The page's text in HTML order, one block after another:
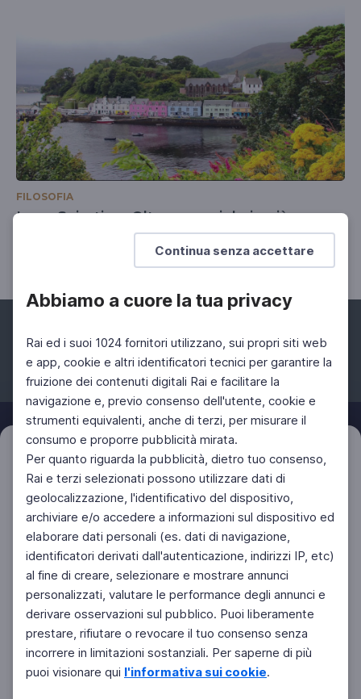
Continua senza accettare
Abbiamo a cuore la tua privacy
Rai ed i suoi 1024 fornitori utilizzano, sui propri siti web
e app, cookie e altri identificatori tecnici per garantire la
fruizione dei contenuti digitali Rai e facilitare la
navigazione e, previo consenso dell'utente, cookie e
strumenti equivalenti, anche di terzi, per misurare il
consumo e proporre pubblicità mirata.
Per quanto riguarda la pubblicità, dietro tuo consenso,
Rai e terzi selezionati possono utilizzare dati di
geolocalizzazione, l'identificativo del dispositivo,
archiviare e/o accedere a informazioni sul dispositivo ed
elaborare dati personali (es. dati di navigazione,
identificatori derivati dall'autenticazione, indirizzi IP, etc)
al fine di creare, selezionare e mostrare annunci
personalizzati, valutare le performance degli annunci e
derivare osservazioni sul pubblico. Puoi liberamente
prestare, rifiutare o revocare il tuo consenso senza
incorrere in limitazioni sostanziali. Per saperne di più
puoi visionare qui l'informativa sui cookie.
FILOSOFIA
Luca Sciortino. Oltre e un cielo in più
Da una parte all'altra del mondo senza aereo
Filtri Azzera
Facebook Instagram Twitter